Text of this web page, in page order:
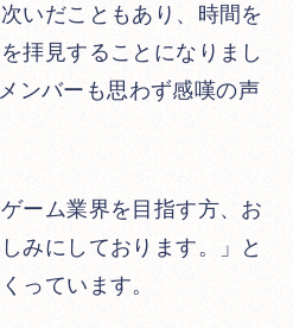
いだこともあり、時間を
拝見することになりまし
ンバーも思わず感嘆の声
ーム業界を目指す方、お
みにしております。」と
っています。